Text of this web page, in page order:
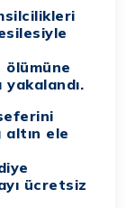
ölümüne
yakalandı.
ele
ücretsiz